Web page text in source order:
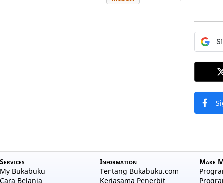
Services
My Bukabuku
Cara Belanja
Information
Tentang Bukabuku.com
Kerjasama Penerbit
Make